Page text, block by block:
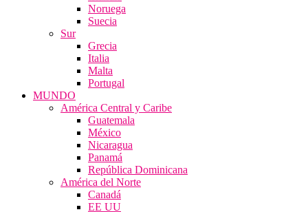
Noruega
Suecia
Sur
Grecia
Italia
Malta
Portugal
MUNDO
América Central y Caribe
Guatemala
México
Nicaragua
Panamá
República Dominicana
América del Norte
Canadá
EE UU